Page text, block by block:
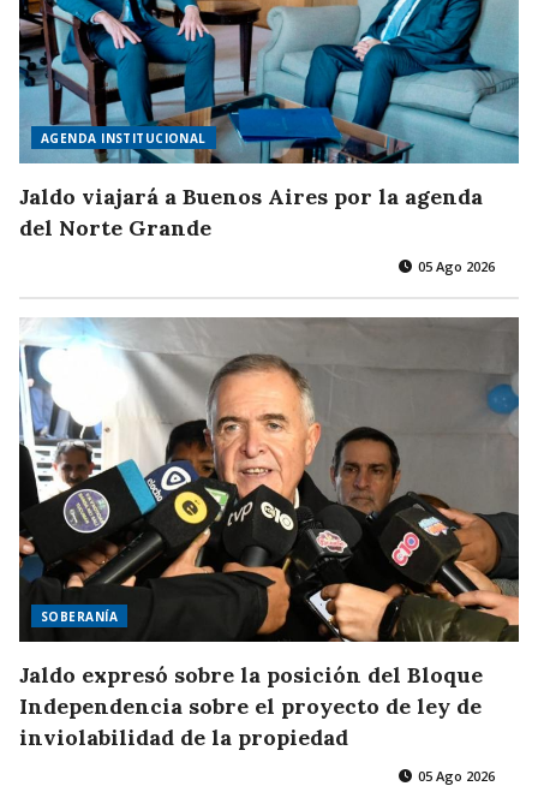
AGENDA INSTITUCIONAL
Jaldo viajará a Buenos Aires por la agenda
del Norte Grande
05 Ago 2026
SOBERANÍA
Jaldo expresó sobre la posición del Bloque
Independencia sobre el proyecto de ley de
inviolabilidad de la propiedad
05 Ago 2026